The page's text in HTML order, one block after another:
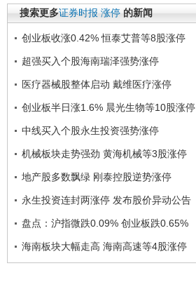
搜索更多证券时报 涨停 的新闻
创业板收涨0.42% 恒泰艾普等8股涨停
超强买入个股海南瑞泽强势涨停
医疗器械股整体启动 戴维医疗涨停
创业板半日涨1.6% 晨光生物等10股涨停
中线买入个股永生投资强势涨停
机械板块走势强劲 黄海机械等3股涨停
地产股多数飘绿 刚泰控股逆势涨停
永生投资连封两涨停 发布股价异动公告
盘点：沪指微跌0.09% 创业板跌0.65%
海南板块大幅走高 海南高速等4股涨停